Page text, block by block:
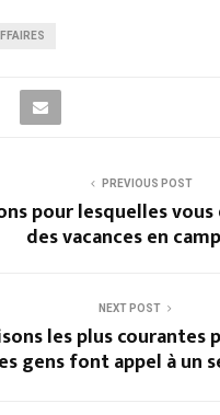
PREVIOUS POST
pour lesquelles
des vacances en
NEXT POST
les plus courantes
gens font appel à un